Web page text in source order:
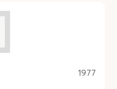
1977